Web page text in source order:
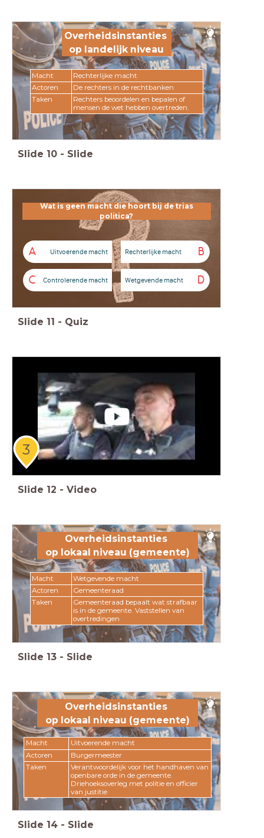
Overheidsinstanties
op landelijk niveau
Macht
Rechterlijke macht
Actoren
De rechters in de rechtbanken
Taken
Rechters beoordelen en bepalen of
mensen de wet hebben overtreden.
Slide 10 - Slide
Wat is geen macht die hoort bij de trias politica?
Wat is geen macht die hoort bij de trias
politica?
A Uitvoerende macht B
Rechterlijke macht
C Controlerende macht D
Wetgevende macht
Slide 11 - Quiz
3
Slide 12 - Video
Overheidsinstanties
op lokaal niveau (gemeente)
Macht
Wetgevende macht
Actoren
Gemeenteraad
Taken
Gemeenteraad bepaalt wat strafbaar
is in de gemeente. Vaststellen van
overtredingen
Slide 13 - Slide
Overheidsinstanties
op lokaal niveau (gemeente)
Macht
Uitvoerende macht
Actoren
Burgermeester
Taken
Verantwoordelijk voor het handhaven van
openbare orde in de gemeente.
Driehoeksoverleg met politie en officier
van justitie
Slide 14 - Slide